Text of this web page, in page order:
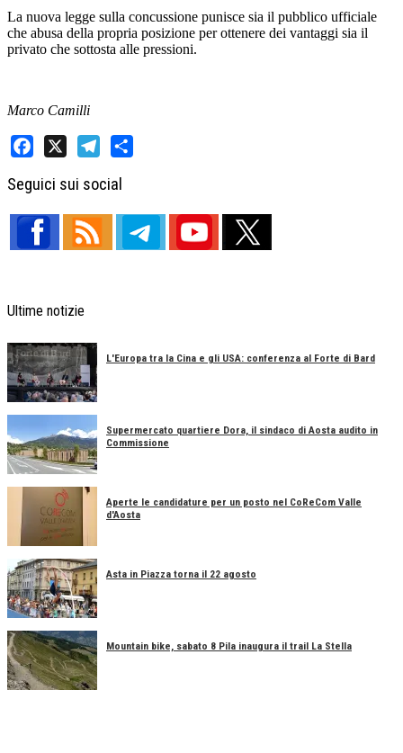
La nuova legge sulla concussione punisce sia il pubblico ufficiale
che abusa della propria posizione per ottenere dei vantaggi sia il
privato che sottosta alle pressioni.
Marco Camilli
Seguici sui social
Ultime notizie
L'Europa tra la Cina e gli USA: conferenza al Forte di Bard
Supermercato quartiere Dora, il sindaco di Aosta audito in
Commissione
Aperte le candidature per un posto nel CoReCom Valle
d'Aosta
Asta in Piazza torna il 22 agosto
Mountain bike, sabato 8 Pila inaugura il trail La Stella